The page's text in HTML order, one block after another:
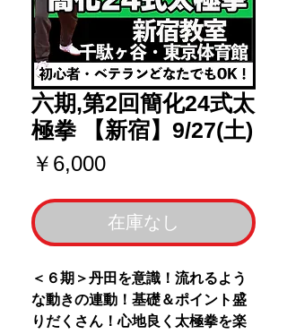
六期,第2回簡化24式太
極拳 【新宿】9/27(土)
￥6,000価
在庫なし
＜６期＞丹田を意識！流れるよう
な動きの連動！基礎＆ポイント盛
りだくさん！心地良く太極拳を楽